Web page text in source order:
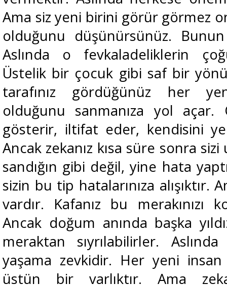
Ama siz yeni birini görür görmez
olduğunu düşünürsünüz.
Aslında o fevkaladeliklerin
Üstelik bir çocuk gibi saf bir
tarafınız gördüğünüz her
olduğunu sanmanıza yol
gösterir, iltifat eder, kendisini
Ancak zekanız kısa süre sonra
sandığın gibi değil, yine hata
sizin bu tip hatalarınıza alışıktır.
vardır. Kafanız bu merakınızı
Ancak doğum anında başka
meraktan sıyrılabilirler.
yaşama zevkidir. Her yeni
üstün bir varlıktır. Ama